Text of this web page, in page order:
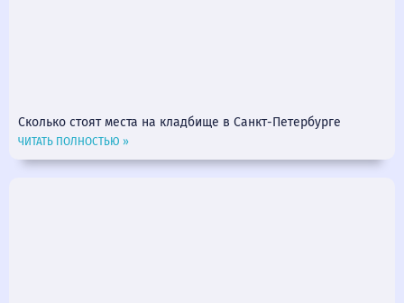
Сколько стоят места на кладбище в Санкт-Петербурге
ЧИТАТЬ ПОЛНОСТЬЮ »